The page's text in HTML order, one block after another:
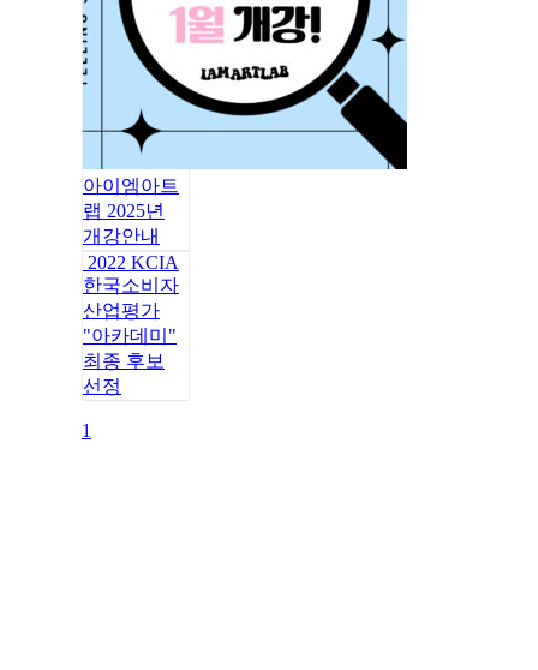
아이엠아트
랩 2025년
개강안내
2022 KCIA
한국소비자
산업평가
"아카데미"
최종 후보
선정
1